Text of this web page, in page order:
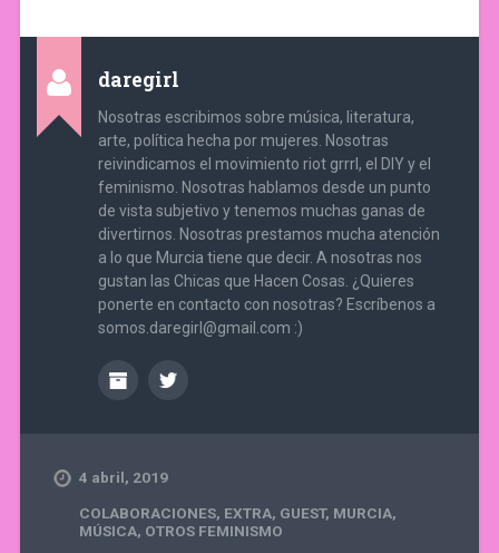
daregirl
Nosotras escribimos sobre música, literatura,
arte, política hecha por mujeres. Nosotras
reivindicamos el movimiento riot grrrl, el DIY y el
feminismo. Nosotras hablamos desde un punto
de vista subjetivo y tenemos muchas ganas de
divertirnos. Nosotras prestamos mucha atención
a lo que Murcia tiene que decir. A nosotras nos
gustan las Chicas que Hacen Cosas. ¿Quieres
ponerte en contacto con nosotras? Escríbenos a
somos.daregirl@gmail.com :)
4 abril, 2019
COLABORACIONES, EXTRA, GUEST, MURCIA,
MÚSICA, OTROS FEMINISMO